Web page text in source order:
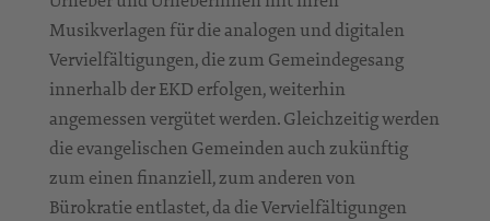
Musikverlagen für die analogen und digitalen
Vervielfältigungen, die zum Gemeindegesang
innerhalb der EKD erfolgen, weiterhin
angemessen vergütet werden. Gleichzeitig werden
die evangelischen Gemeinden auch zukünftig
zum einen finanziell, zum anderen von
Bürokratie entlastet, da die Vervielfältigungen